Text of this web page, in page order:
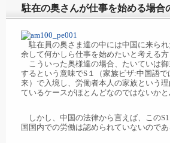
駐在の奥さんが仕事を始める場合
駐在員の奥さま達の中には中国に来ら
余して何かしら仕事を始めたいと考える方
こういった奥様達の場合、たいていは
するという意味でS１（家族ビザ:中国語で
来）で入境し、労働者本人の家族という
ているケースがほとんどなのではないかと
しかし、中国の法律から言えば、この
国国内での労働は認められていないのであ